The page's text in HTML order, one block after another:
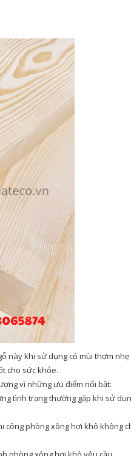
này khi sử dụng có mùi thơm
cho sức khỏe.
vì những ưu điểm nổi bật:
tình trạng thường gặp khi sử
công phòng xông hơi khô không